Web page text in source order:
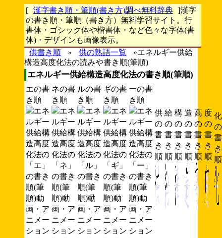
[ 漢字書き順・筆順(書き方)調べ無料辞典 ]漢字
の書き順・筆順（書き方）無料学習サイト。行
書体・ゴシック体や楷書体・など色々な字体(書
体)・デザインも画像表示。
供書き順
» 供の熟語一覧
»エネルギー供給
構造高度化法の読みや書き順(筆順)
エネルギー供給構造高度化法の書き順(筆順)
エの書
き順
ネの書
き順
ルの書
き順
ギの書
き順
ーの書
き順
供
の
書
き
順
給
の
書
き
順
構
の
書
き
順
造
の
書
き
順
高
の
書
き
順
度
の
書
き
順
化
の
書
き
順